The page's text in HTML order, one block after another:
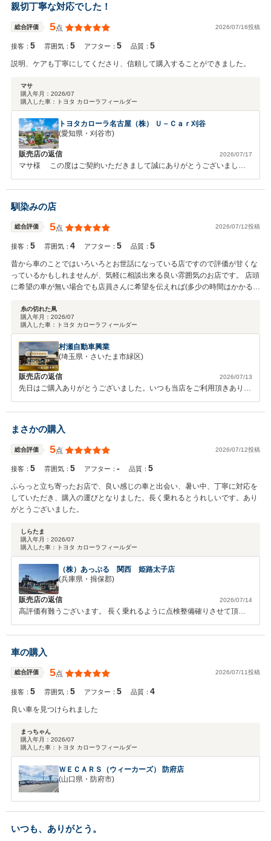
親切丁寧な対応でした！
総合評価 5点 2026/07/16投稿
接客：5 雰囲気：5 アフター：5 品質：5
説明、ケアも丁寧にしてくださり、信頼して購入することができました。
マサ
購入年月： 2026/07
購入した車：
トヨタ カローラフィールダー
トヨタカローラ名古屋（株） Ｕ－Ｃａｒ刈谷
(愛知県・刈谷市)
販売店の返信 2026/07/17
マサ様 この度はご契約いただきまして誠にありがとうございまし
謝しております。弊社ではピカピカのお車をお客様に見て頂きたく、毎
朝社員全員で洗車を行っております。 ご納車の際はピカピカにしてお
渡し出来るように洗車させて頂きます。 何かお困りの際はぜひお気軽
にお立ち寄りください。 今後とも、どうぞ宜しくお願い致します。
馴染みの店
総合評価 5点 2026/07/12投稿
接客：5 雰囲気：4 アフター：5 品質：5
昔から車のことではいろいろとお世話になっている店ですので評価が甘くな
っているかもしれませんが、気軽に相談出来る良い雰囲気のお店です。 店頭
に希望の車が無い場合でも店員さんに希望を伝えれば(多少の時間はかかるか
糸の切れた凧
購入年月： 2026/07
購入した車：
トヨタ カローラフィールダー
村瀬自動車興業
(埼玉県・さいたま市緑区)
販売店の返信 2026/07/13
先日はご購入ありがとうございました。いつも当店をご利用頂きありが
とうございます。これからもよろしくお願いします。
まさかの購入
総合評価 5点 2026/07/12投稿
接客：5 雰囲気：5 アフター：- 品質：5
ふらっと立ち寄ったお店で、良い感じの車と出会い、暑い中、丁寧に対応を
していただき、購入の運びとなりました。長く乗れるとうれしいです。あり
がとうございました。
しらたま
購入年月： 2026/07
購入した車：
トヨタ カローラフィールダー
（株）あっぷる 関西 姫路太子店
(兵庫県・揖保郡)
販売店の返信 2026/07/14
高評価有難うございます。 長く乗れるように点検整備確りさせて頂き
車の購入
総合評価 5点 2026/07/11投稿
接客：5 雰囲気：5 アフター：5 品質：4
良い車を見つけられました
まっちゃん
購入年月： 2026/07
購入した車：
トヨタ カローラフィールダー
ＷＥＣＡＲＳ（ウィーカーズ） 防府店
(山口県・防府市)
いつも、ありがとう。